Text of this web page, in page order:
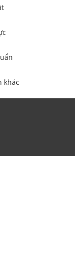
khác